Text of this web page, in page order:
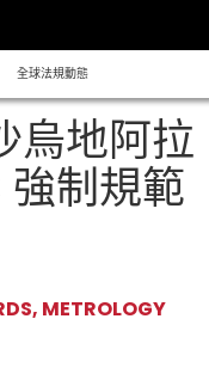
全球法規動態
烏地阿拉
強制規範
METROLOGY